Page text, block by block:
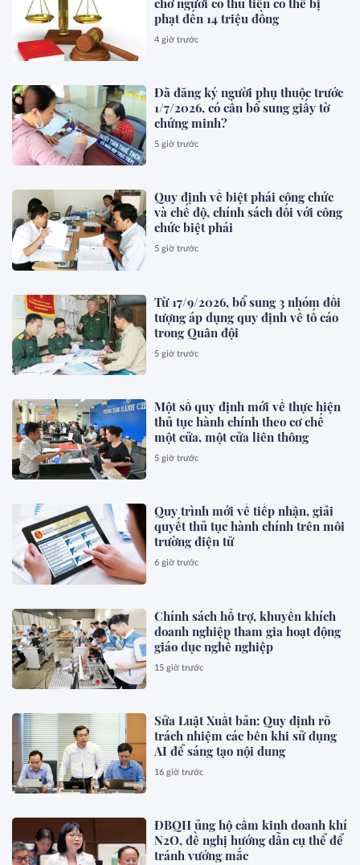
phạt đến 14 triệu đồng
4 giờ trước
Đã đăng ký người phụ thuộc trước
1/7/2026, có cần bổ sung giấy tờ
chứng minh?
5 giờ trước
Quy định về biệt phái công chức
và chế độ, chính sách đối với công
chức biệt phái
5 giờ trước
Từ 17/9/2026, bổ sung 3 nhóm đối
tượng áp dụng quy định về tố cáo
trong Quân đội
5 giờ trước
Một số quy định mới về thực hiện
thủ tục hành chính theo cơ chế
một cửa, một cửa liên thông
5 giờ trước
Quy trình mới về tiếp nhận, giải
quyết thủ tục hành chính trên môi
trường điện tử
6 giờ trước
Chính sách hỗ trợ, khuyến khích
doanh nghiệp tham gia hoạt động
giáo dục nghề nghiệp
15 giờ trước
Sửa Luật Xuất bản: Quy định rõ
trách nhiệm các bên khi sử dụng
AI để sáng tạo nội dung
16 giờ trước
ĐBQH ủng hộ cấm kinh doanh khí
N2O, đề nghị hướng dẫn cụ thể để
tránh vướng mắc